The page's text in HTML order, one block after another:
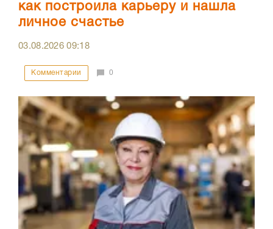
как построила карьеру и нашла
личное счастье
03.08.202609:18
Комментарии 0